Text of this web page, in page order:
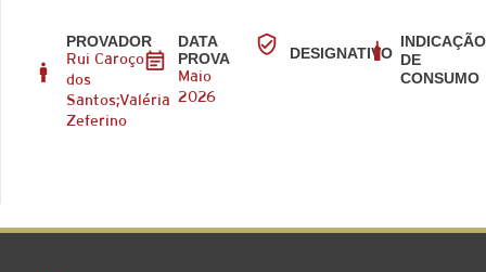
PROVADOR
Rui Caroço
dos
Santos;Valéria
Zeferino
DATA
PROVA
Maio
2026
DESIGNATIVO
INDICAÇÃO
DE
CONSUMO